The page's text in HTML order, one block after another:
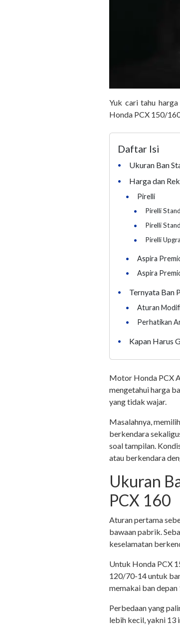
Yuk cari tahu
Honda PCX 150/
Daftar Isi
•
Ukuran Ban
• Harga dan
•
Pirelli
•
Pirelli
• Pirelli
• Pirelli
•
Aspira
•
Aspira
• Ternyata Ban
•
Aturan
•
Perhatikan
• Kapan Harus
Motor Honda PCX
mengetahui harga
yang tidak wajar.
Masalahnya,
berkendara
soal tampilan.
atau berkendara
Ukuran
PCX 160
Aturan pertama
bawaan pabrik.
keselamatan
Untuk Honda PCX
120/70-14 untuk
memakai ban
Perbedaan yang
lebih kecil, yakni 13